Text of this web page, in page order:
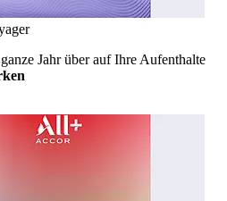
Jahr über auf Ihre Aufenthalte